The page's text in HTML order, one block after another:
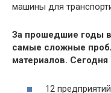
машины для
За прошедшие годы
самые сложные
материалов. Сегодня
12